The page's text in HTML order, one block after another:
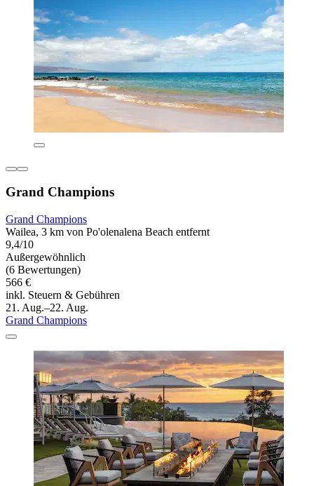
Grand Champions
Grand Champions
Wailea, 3 km von Po'olenalena Beach entfernt
9,4/10
Außergewöhnlich
(6 Bewertungen)
566 €
inkl. Steuern & Gebühren
21. Aug.–22. Aug.
Grand Champions